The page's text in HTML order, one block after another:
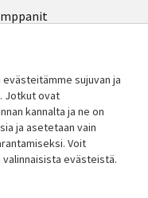
sujuvan ja
Jotkut ovat
kannalta ja ne on
​​ja asetetaan vain
Voit
evästeistä.